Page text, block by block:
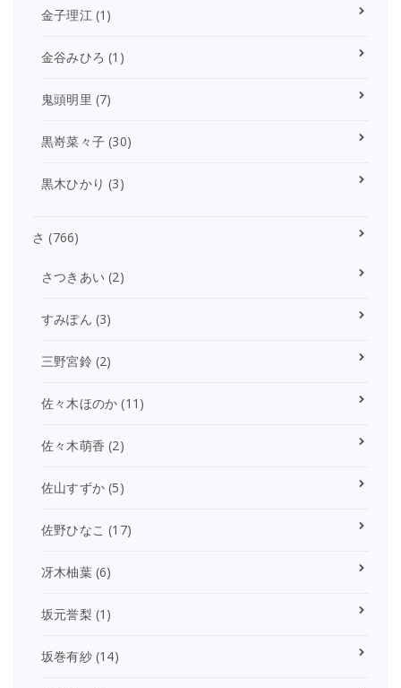
金子理江(1)
金谷みひろ (1)
鬼頭明里 (7)
黒嵜菜々子 (30)
黒木ひかり (3)
さ (766)
さつきあい (2)
すみぽん (3)
三野宮鈴(2)
佐々木ほのか (11)
佐々木萌香 (2)
佐山すずか (5)
佐野ひなこ (17)
冴木柚葉(6)
坂元誉梨 (1)
坂巻有紗(14)